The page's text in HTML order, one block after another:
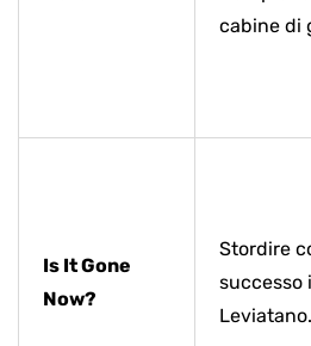
cabine di
Is It Gone
Now?
Stordire
successo
Leviatano.